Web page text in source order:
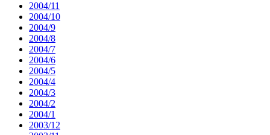
2004/11
2004/10
2004/9
2004/8
2004/7
2004/6
2004/5
2004/4
2004/3
2004/2
2004/1
2003/12